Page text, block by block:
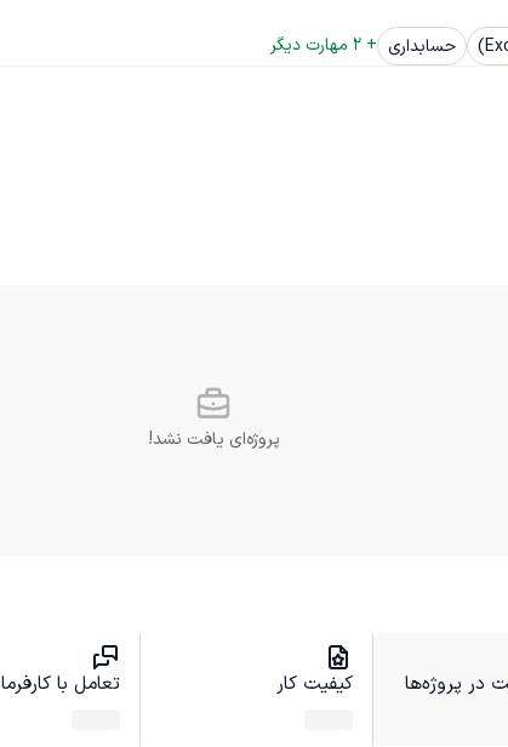
حسابداری +
2 مهارت دیگر
پروژه‌ای یافت نشد!
در پروژه‌ها کیفیت کار تعامل با کارفرما